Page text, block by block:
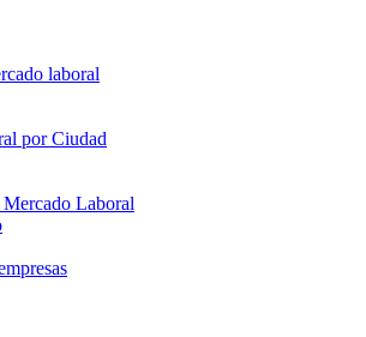
laboral
por Ciudad
Laboral